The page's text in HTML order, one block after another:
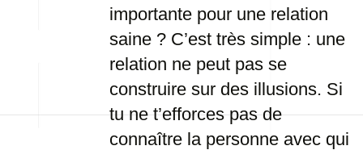
importante pour une relation
saine ? C’est très simple : une
relation ne peut pas se
construire sur des illusions. Si
tu ne t’efforces pas de
connaître la personne avec qui